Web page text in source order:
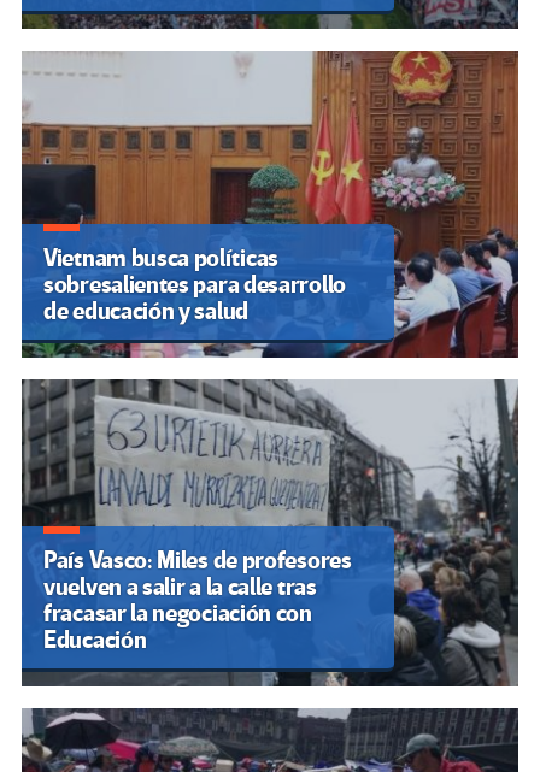
Vietnam busca políticas
sobresalientes para desarrollo
de educación y salud
País Vasco: Miles de profesores
vuelven a salir a la calle tras
fracasar la negociación con
Educación